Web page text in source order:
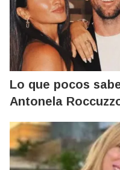
Lo que pocos
Antonela